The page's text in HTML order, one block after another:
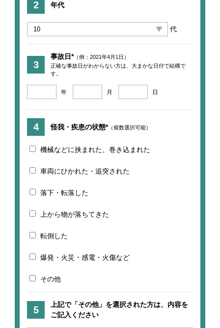
年代
代
事故日*（例：2021年4月1日）
正確な事故日がわからない方は、大まかな日付で結構で
す。
年 月 日
怪我・疾患の状態*（複数選択可能）
機械などに挟まれた、巻き込まれた
車両にひかれた・追突された
落下・転落した
上から物が落ちてきた
転倒した
爆発・火災・感電・火傷など
その他
上記で「その他」を選択された方は、内容を
ご記入ください